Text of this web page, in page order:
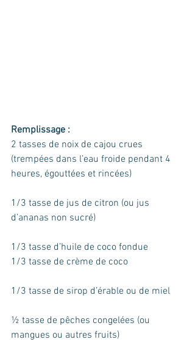
Remplissage :
2 tasses de noix de cajou crues
(trempées dans l’eau froide pendant 4
heures, égouttées et rincées)
1/3 tasse de jus de citron (ou jus
d’ananas non sucré)
1/3 tasse d’huile de coco fondue
1/3 tasse de crème de coco
1/3 tasse de sirop d’érable ou de miel
½ tasse de pêches congelées (ou
mangues ou autres fruits)